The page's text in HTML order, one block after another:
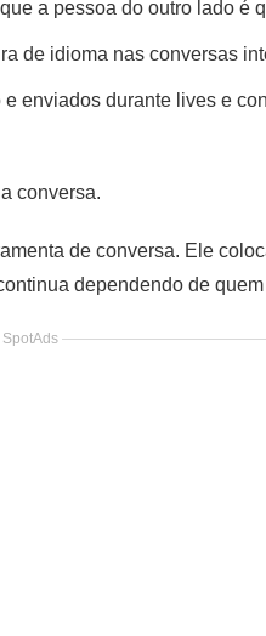
a pessoa do outro lado é
de idioma nas conversas
enviados durante lives e
conversa.
de conversa. Ele
dependendo de